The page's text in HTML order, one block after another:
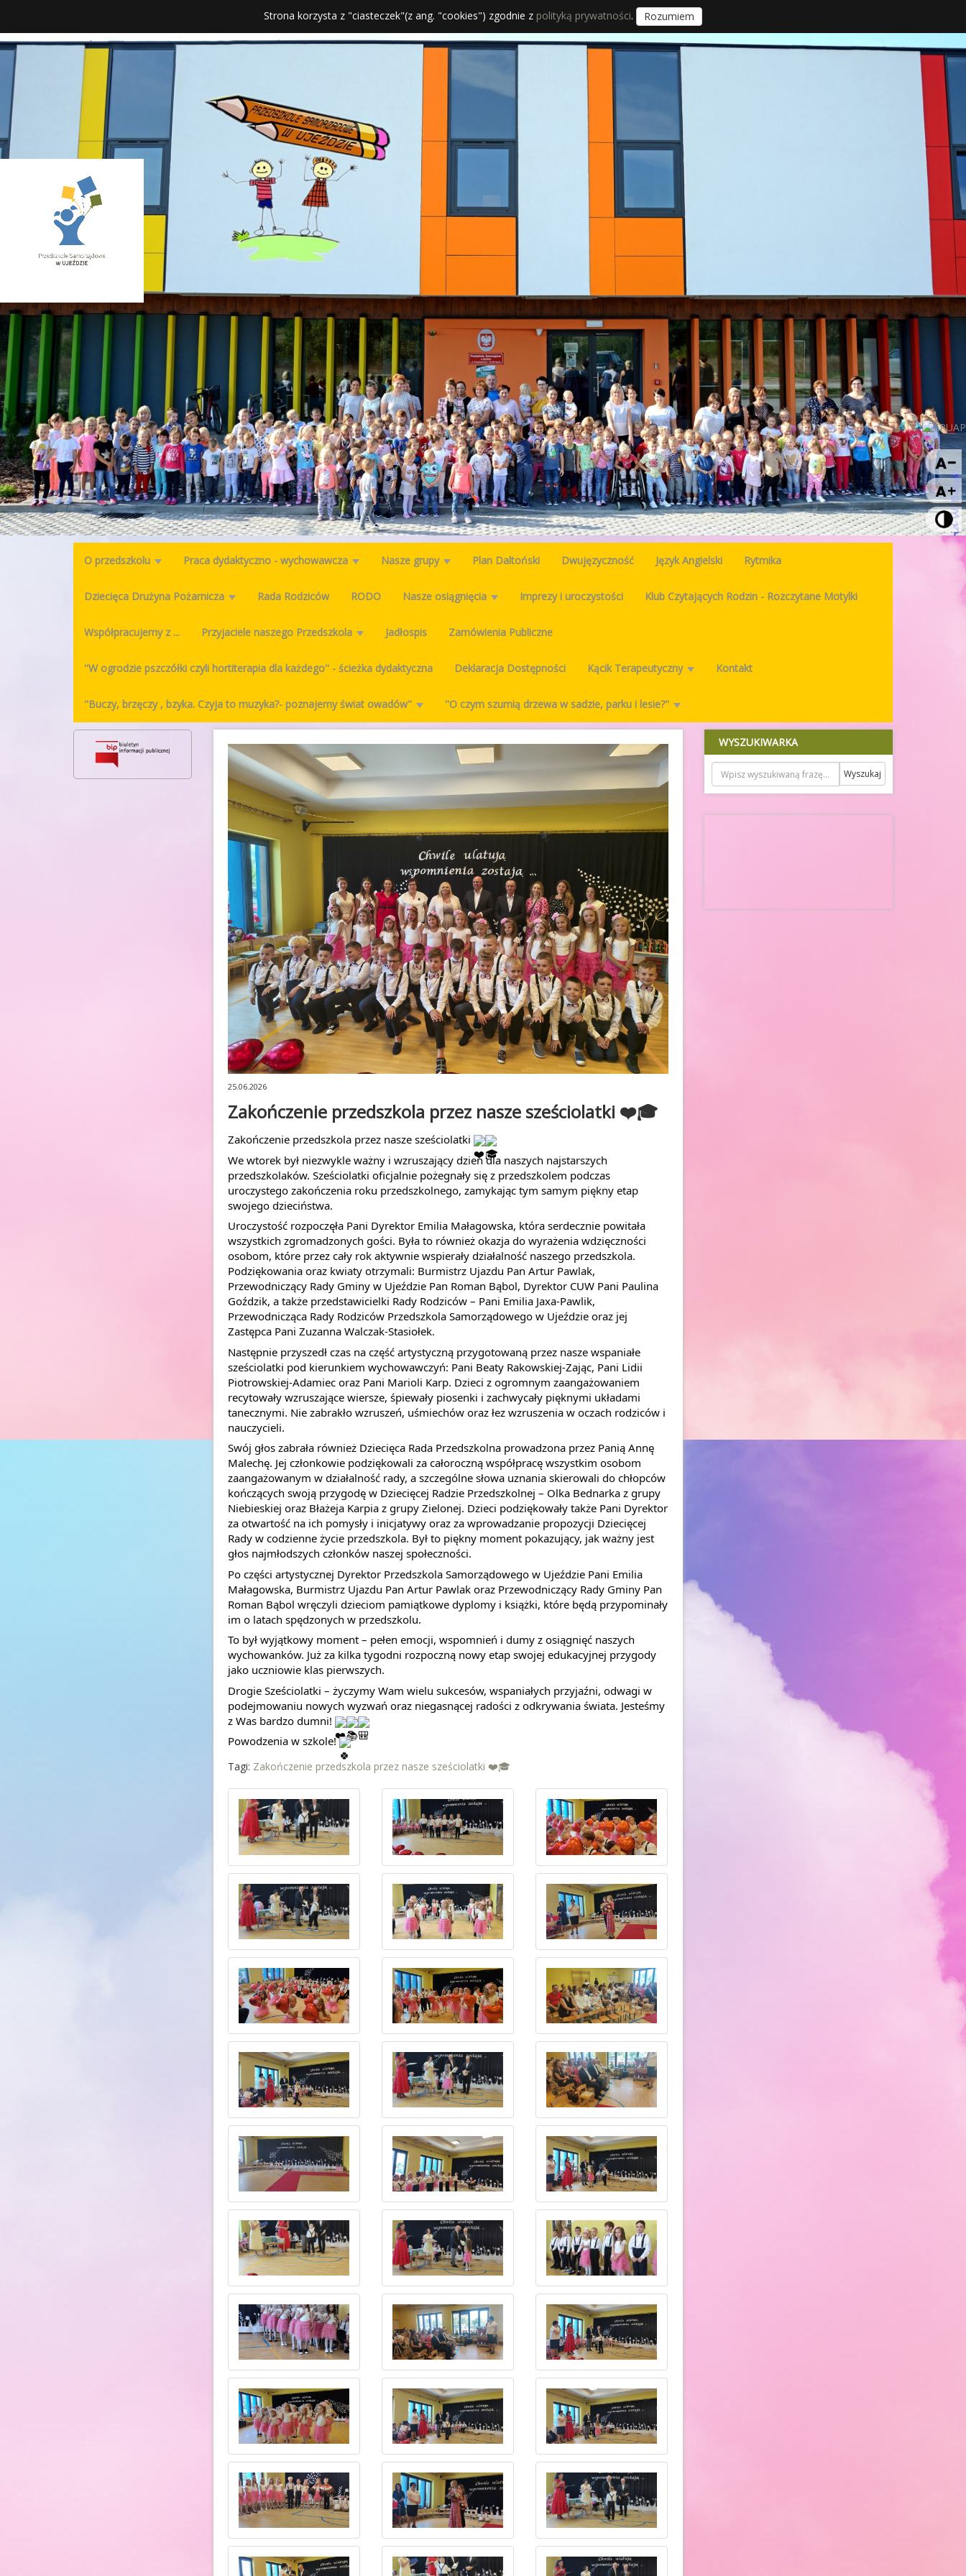
Strona korzysta z "ciasteczek"(z ang. "cookies") zgodnie z polityką prywatności. Rozumiem
O przedszkolu Praca dydaktyczno - wychowawcza Nasze grupy Plan Daltoński Dwujęzyczność Język Angielski Rytmika
Dziecięca Drużyna Pożarnicza Rada Rodziców RODO Nasze osiągnięcia Imprezy i uroczystości Klub Czytających Rodzin - Rozczytane Motylki
Współpracujemy z ... Przyjaciele naszego Przedszkola Jadłospis Zamówienia Publiczne
''W ogrodzie pszczółki czyli hortiterapia dla każdego'' - ścieżka dydaktyczna Deklaracja Dostępności Kącik Terapeutyczny Kontakt
''Buczy, brzęczy , bzyka. Czyja to muzyka?- poznajemy świat owadów'' ''O czym szumią drzewa w sadzie, parku i lesie?''
25.06.2026
Zakończenie przedszkola przez nasze sześciolatki ❤️🎓
Zakończenie przedszkola przez nasze sześciolatki
We wtorek był niezwykle ważny i wzruszający dzień dla naszych najstarszych
przedszkolaków. Sześciolatki oficjalnie pożegnały się z przedszkolem podczas
uroczystego zakończenia roku przedszkolnego, zamykając tym samym piękny etap
swojego dzieciństwa.
Uroczystość rozpoczęła Pani Dyrektor Emilia Małagowska, która serdecznie powitała
wszystkich zgromadzonych gości. Była to również okazja do wyrażenia wdzięczności
osobom, które przez cały rok aktywnie wspierały działalność naszego przedszkola.
Podziękowania oraz kwiaty otrzymali: Burmistrz Ujazdu Pan Artur Pawlak,
Przewodniczący Rady Gminy w Ujeździe Pan Roman Bąbol, Dyrektor CUW Pani Paulina
Goździk, a także przedstawicielki Rady Rodziców – Pani Emilia Jaxa-Pawlik,
Przewodnicząca Rady Rodziców Przedszkola Samorządowego w Ujeździe oraz jej
Zastępca Pani Zuzanna Walczak-Stasiołek.
Następnie przyszedł czas na część artystyczną przygotowaną przez nasze wspaniałe
sześciolatki pod kierunkiem wychowawczyń: Pani Beaty Rakowskiej-Zając, Pani Lidii
Piotrowskiej-Adamiec oraz Pani Marioli Karp. Dzieci z ogromnym zaangażowaniem
recytowały wzruszające wiersze, śpiewały piosenki i zachwycały pięknymi układami
tanecznymi. Nie zabrakło wzruszeń, uśmiechów oraz łez wzruszenia w oczach rodziców i
nauczycieli.
Swój głos zabrała również Dziecięca Rada Przedszkolna prowadzona przez Panią Annę
Malechę. Jej członkowie podziękowali za całoroczną współpracę wszystkim osobom
zaangażowanym w działalność rady, a szczególne słowa uznania skierowali do chłopców
kończących swoją przygodę w Dziecięcej Radzie Przedszkolnej – Olka Bednarka z grupy
Niebieskiej oraz Błażeja Karpia z grupy Zielonej. Dzieci podziękowały także Pani Dyrektor
za otwartość na ich pomysły i inicjatywy oraz za wprowadzanie propozycji Dziecięcej
Rady w codzienne życie przedszkola. Był to piękny moment pokazujący, jak ważny jest
głos najmłodszych członków naszej społeczności.
Po części artystycznej Dyrektor Przedszkola Samorządowego w Ujeździe Pani Emilia
Małagowska, Burmistrz Ujazdu Pan Artur Pawlak oraz Przewodniczący Rady Gminy Pan
Roman Bąbol wręczyli dzieciom pamiątkowe dyplomy i książki, które będą przypominały
im o latach spędzonych w przedszkolu.
To był wyjątkowy moment – pełen emocji, wspomnień i dumy z osiągnięć naszych
wychowanków. Już za kilka tygodni rozpoczną nowy etap swojej edukacyjnej przygody
jako uczniowie klas pierwszych.
Drogie Sześciolatki – życzymy Wam wielu sukcesów, wspaniałych przyjaźni, odwagi w
podejmowaniu nowych wyzwań oraz niegasnącej radości z odkrywania świata. Jesteśmy
z Was bardzo dumni!
Powodzenia w szkole!
Tagi: Zakończenie przedszkola przez nasze sześciolatki ❤️🎓
WYSZUKIWARKA